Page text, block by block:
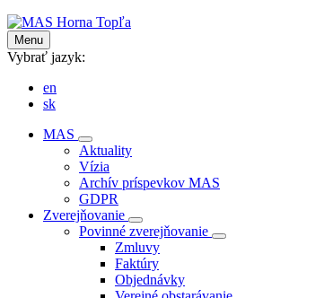
Menu
Vybrať jazyk:
en
sk
MAS
Aktuality
Vízia
Archív príspevkov MAS
GDPR
Zverejňovanie
Povinné zverejňovanie
Zmluvy
Faktúry
Objednávky